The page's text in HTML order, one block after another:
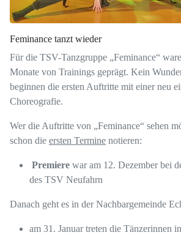
Feminance tanzt wieder
Für die TSV-Tanzgruppe „Feminance“
Monate von Trainings geprägt. Kein
beginnen die ersten Auftritte mit einer neu
Choreografie.
Wer die Auftritte von „Feminance“ sehen
schon die ersten Termine notieren:
Premiere war am 12. Dezember bei
des TSV Neufahrn
Danach geht es in der Nachbargemeinde
am 31. Januar treten die Tänzerinnen